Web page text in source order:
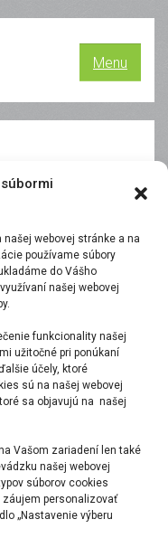
webovej stránke a na
používame súbory
do Vášho
našej webovej
funkcionality našej
užitočné pri ponúkaní
účely, ktoré
sú na našej webovej
sa objavujú na našej
Vašom zariadení len také
našej webovej
súborov cookies
záujem personalizovať
„Nastavenie výberu
Menu